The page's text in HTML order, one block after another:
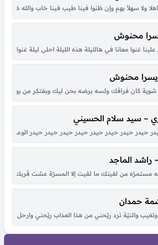
اهلا ولا سهلاً بهم وإن ظنوا فينا طيب فينا خاب
محنوش
غنوا معانا في هالليلة هذه الليلة احلى ليلة غنوا معانا
يسرا محنوش
كان فراقك ولسه برضه بحن ليك وبفتكر من يوم
– سيد سلام الحسيني
حيدر حيدر حيدر حيدر حيدر حيدر حيدر حيدر الوعد
الماجد
مستمرّه من لقيتك ما لقيت إلا المسرّة عشت قربك
حمدان
وتغيب والنيّة ترد ريّحني من هذا العذاب ريّحني وارحل